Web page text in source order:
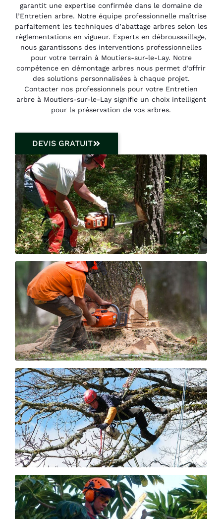
garantit une expertise confirmée dans le domaine de
l’Entretien arbre. Notre équipe professionnelle maîtrise
parfaitement les techniques d’abattage arbres selon les
règlementations en vigueur. Experts en débroussaillage,
nous garantissons des interventions professionnelles
pour votre terrain à Moutiers-sur-le-Lay. Notre
compétence en démontage arbres nous permet d’offrir
des solutions personnalisées à chaque projet.
Contacter nos professionnels pour votre Entretien
arbre à Moutiers-sur-le-Lay signifie un choix intelligent
pour la préservation de vos arbres.
DEVIS GRATUIT